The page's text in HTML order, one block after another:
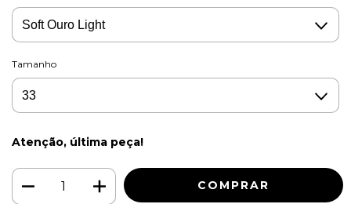
Tamanho
Atenção, última peça!